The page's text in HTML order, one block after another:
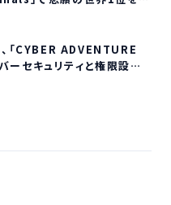
CYBER ADVENTURE
セキュリティと権限設計